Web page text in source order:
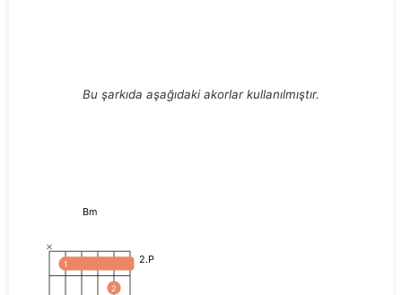
Bu şarkıda aşağıdaki akorlar kullanılmıştır.
Bm
2.P
1
2